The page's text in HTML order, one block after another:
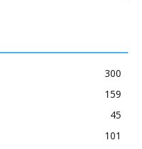
300
159
45
101